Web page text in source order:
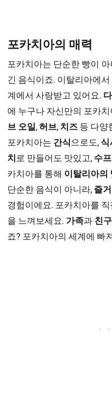
포카치아의 매력
포카치아는 단순한 빵이
긴 음식이죠. 이탈리아에
계에서 사랑받고 있어요.
에 누구나 자신만의 포카
브 오일 ,허브, 치즈 등 다양
포카치아는 간식 으로도, 식
치 로 만들어도 맛있고, 수프
카치아를 통해 이탈리아의
단순한 음식이 아니라, 즐
경험이에요. 포카치아를
을 느껴보세요. 가족과 친구
죠? 포카치아의 세계에 빠